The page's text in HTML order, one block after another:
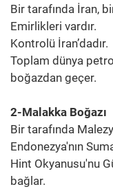
Bir tarafında İran,
Emirlikleri vardır.
Kontrolü İran’dadır.
Toplam dünya
boğazdan geçer.
2-Malakka Boğazı
Bir tarafında
Endonezya'nın
Hint Okyanusu'nu
bağlar.